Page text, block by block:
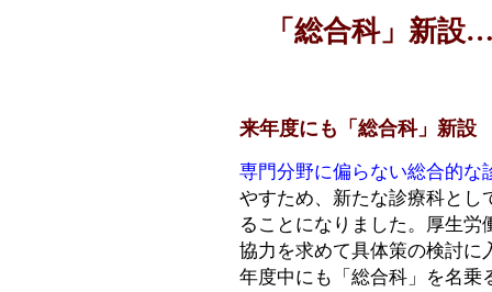
「総合科」新設
来年度にも「総合科」新設
専門分野に偏らない総合的な
やすため、新たな診療科とし
ることになりました。厚生労
協力を求めて具体策の検討に
年度中にも「総合科」を名乗